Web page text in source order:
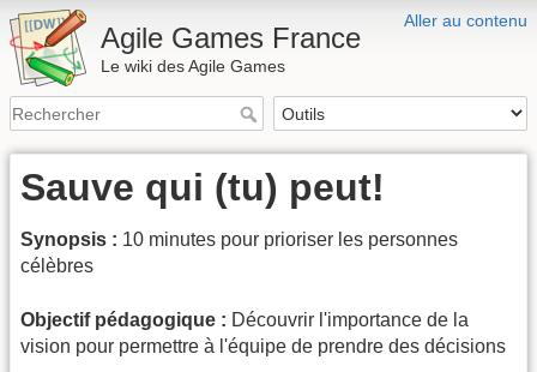
Aller au contenu
Agile Games France
Le wiki des Agile Games
Sauve qui (tu) peut!
Synopsis : 10 minutes pour prioriser les personnes
célèbres
Objectif pédagogique : Découvrir l'importance de la
vision pour permettre à l'équipe de prendre des décisions